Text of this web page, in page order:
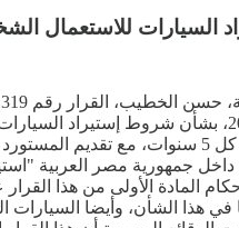
السيارات للاستعمال
والتجارة الخارجية، رقم 319 لسنة
الإستيراد على سيارة واحدة
أحكام المادة الأولى من هذا
في هذا الشأن، وأيضا السيارات